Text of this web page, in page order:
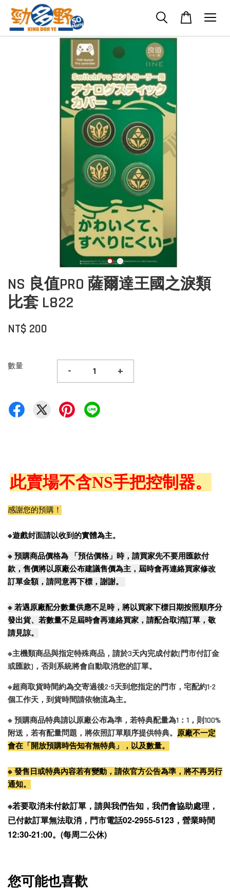
NS 良值PRO 薩爾達王國之淚類
比套 L822
NT$ 200
數量 - +
此賣場不含NS手把控制器。
感謝您的預購！
※遊戲封面請以收到的實體為主。
※ 預購商品價格為 「預估價格」時，請買家先不要用匯款付
款，售價將以原廠公布建議售價為主，屆時會再連絡買家修改
訂單金額，請同意再下標，謝謝。
※ 若遇原廠配分數量供應不足時，將以買家下標日期按照順序分
發出貨、若數量不足屆時會再連絡買家，請配合取消訂單，敬
請見諒。
※主機類商品與指定特殊商品，請於3天內完成付款(門市付訂金
或匯款)，否則系統將會自動取消您的訂單。
※超商取貨時間約為交寄過後2-5天到您指定的門市，宅配約1-2
個工作天，到貨時間請依物流為主。
※ 預購商品特典請以原廠公布為準，若特典配量為1：1，則100%
附送，若有配量問題，將依照訂單順序提供特典。 原廠不一定
會在「開放預購時告知有無特典」，以及數量。
※ 發售日或特典內容若有變動，請依官方公告為準，將不再另行
通知。
※若要取消未付款訂單，請與我們告知，我們會協助處理，
已付款訂單無法取消，門市電話02-2955-5123，營業時間
12:30-21:00。(每周二公休)
您可能也喜歡